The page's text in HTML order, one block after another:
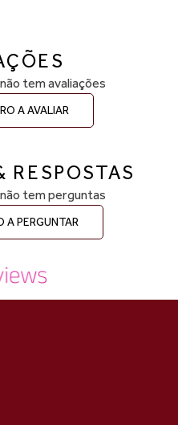
tem avaliações
A AVALIAR
RESPOSTAS
tem perguntas
A PERGUNTAR